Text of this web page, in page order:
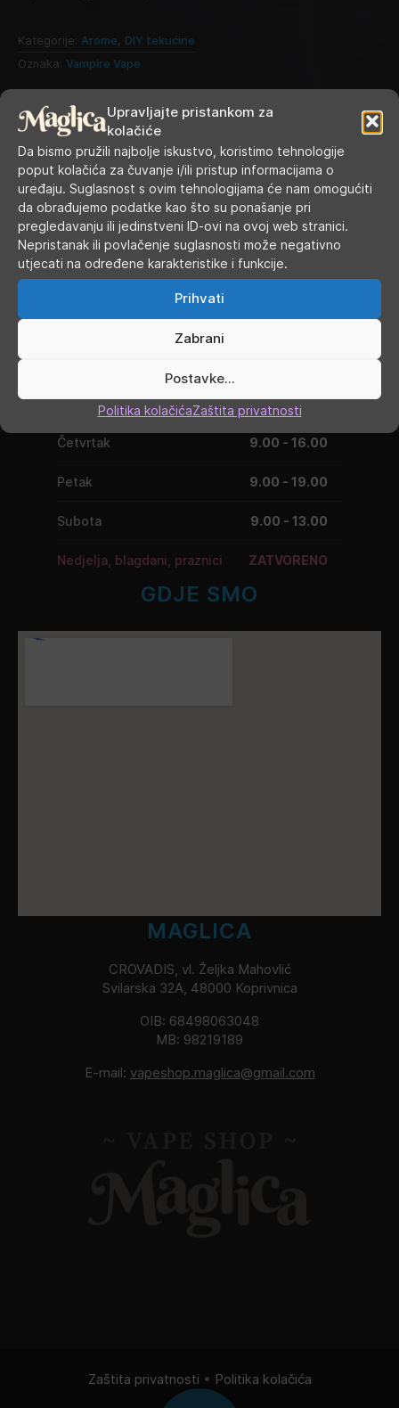
Upravljajte pristankom za
kolačiće
Da bismo pružili najbolje iskustvo, koristimo tehnologije
poput kolačića za čuvanje i/ili pristup informacijama o
uređaju. Suglasnost s ovim tehnologijama će nam omogućiti
da obrađujemo podatke kao što su ponašanje pri
pregledavanju ili jedinstveni ID-ovi na ovoj web stranici.
Nepristanak ili povlačenje suglasnosti može negativno
utjecati na određene karakteristike i funkcije.
Prihvati
Zabrani
Postavke...
Politika kolačićaZaštita privatnosti
Kategorije: Arome DIY tekućine
Oznaka: Vampire Vape
RADNO VRIJEME
Srijeda 9.00 - 16.00
Četvrtak 9.00 - 16.00
Petak 9.00 - 19.00
Subota 9.00 - 13.00
Nedjelja, blagdani, praznici ZATVORENO
GDJE SMO
MAGLICA
CROVADIS, vl. Željka Mahovlić
Svilarska 32A, 48000 Koprivnica
OIB: 68498063048
MB: 98219189
E-mail: vapeshop.maglica@gmail.com
Zaštita privatnosti • Politika kolačića